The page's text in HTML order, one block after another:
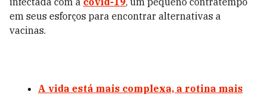
em seus esforços para encontrar alternativas a
vacinas.
A vida está mais complexa, a rotina mais